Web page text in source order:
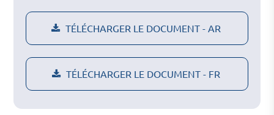
TÉLÉCHARGER LE DOCUMENT - AR
TÉLÉCHARGER LE DOCUMENT - FR